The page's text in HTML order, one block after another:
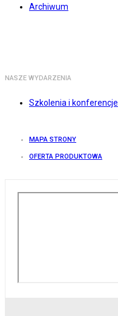
Archiwum
NASZE WYDARZENIA
Szkolenia i konferencje
MAPA STRONY
OFERTA PRODUKTOWA